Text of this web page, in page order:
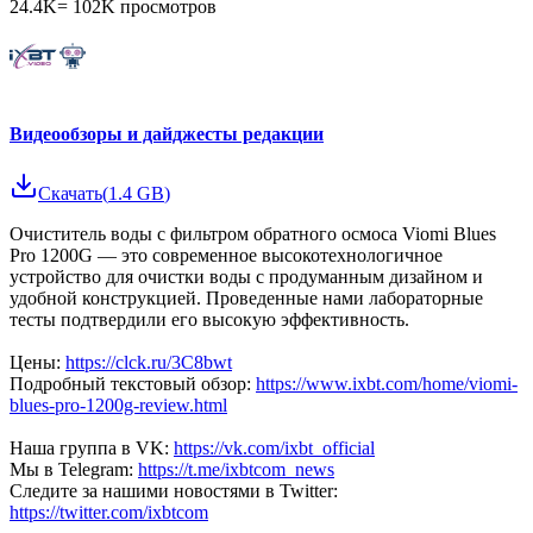
24.4K= 102K просмотров
Видеообзоры и дайджесты редакции
Скачать(1.4 GB)
Очиститель воды с фильтром обратного осмоса Viomi Blues
Pro 1200G — это современное высокотехнологичное
устройство для очистки воды с продуманным дизайном и
удобной конструкцией. Проведенные нами лабораторные
тесты подтвердили его высокую эффективность.
Цены: https://clck.ru/3C8bwt
Подробный текстовый обзор: https://www.ixbt.com/home/viomi-
blues-pro-1200g-review.html
Наша группа в VK: https://vk.com/ixbt_official
Мы в Telegram: https://t.me/ixbtcom_news
Следите за нашими новостями в Twitter:
https://twitter.com/ixbtcom